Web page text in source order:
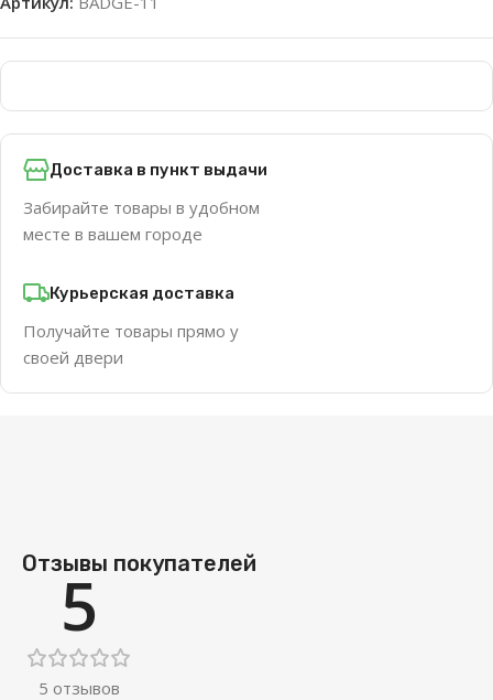
Доставка в пункт выдачи
Забирайте товары в удобном
месте в вашем городе
Курьерская доставка
Получайте товары прямо у
своей двери
Отзывы покупателей
5
5 отзывов